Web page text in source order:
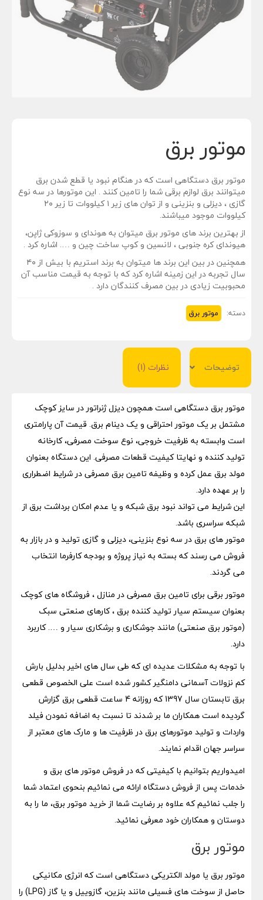
n
موتور برق
‌موتور برق دستگاهی است که در هنگام نبود یا قطع شدن برق
میتوانند برق لوازم برقی شما را تامین کنند . این موتورها در سه نوع
گازی ، دیزلی و بنزینی و از توان های زیر ۱ کیلووات تا زیر ۲۰
کیلووات موجود میباشند.
از بهترین برند های موتور برق میتوان به هوندای و سوزوکی ژاپن،
هیوندای کره جنوبی ، لانسین و کوپ ساخت چین و …. اشاره کرد .
همچنین در بین این برند ها میتوان به برند استریم با بیش از ۴۰
سال تجربه در این زمینه اشاره کرد که با توجه به قیمت مناسب آن
محبوبیت زیادی در بین مصرف کنندگان دارد .
دسته: موتور برق
توضیحات نظرات (1)
موتور برق دستگاهی است همچون دیزل ژنراتور در سایز کوچک
مشتمل بر یک موتور احتراقی و یک دینام برق. قیمت آن پارامتری
است وابسته به ظرفیت خروجی، نوع سوخت مصرفی، کارخانه
تولید کننده و نهایتا کیفیت قطعات مصرفی. این دستگاه بعنوان
مولد برق عمل کرده و وظیفه تامین برق مصرفی در شرایط اضطراری
را بر عهده دارد.
این شرایط می تواند نبود برق شبکه و یا عدم امکان برداشت برق از
شبکه سراسری باشد.
موتور های برق در سه نوع بنزینی، دیزلی و گازی تولید و در بازار به
فروش می رسند که بسته به نیاز پروژه و بودجه کارفرما انتخاب
می گردند.
موتور برقی برای تامین برق مصرفی در منازل ، فروشگاه های کوچک
بعنوان سیستم سیار تولید کننده برق ، کارهای صنعتی سبک
(موتور برق صنعتی) مانند جوشکاری و برشکاری سیار و …. کاربرد
دارد.
با توجه به مشکلات عدیده ای که طی سال های اخیر بدلیل بارش
کم نزولات آسمانی دامنگیر کشور شده است علی الخصوص قطعی
برق تابستان سال 1397 که روزانه 4 ساعت قطعی برق گزارش
گردیده است همکاران ما بر شدند تا نسبت به اضافه نمودن فیلد
واردات و تولید موتورهای برق در ظرفیت ها و مارک های معتبر از
سراسر جهان اقدام نمایند.
امیدواریم بتوانیم با کیفیتی که در فروش موتور های برق و
خدمات پس از فروش دستگاه ارائه می نمائیم بنحوی اعتماد شما
را جلب نمائیم که علاوه بر رضایت شما از خرید موتور برق، ما را به
دوستان و همکاران خود معرفی نمائید.
موتور برق
موتور برق یا مولد الکتریکی دستگاهی است که انرژی مکانیکی
حاصل از سوخت های فسیلی مانند بنزین، گازوییل و یا گاز (LPG) را